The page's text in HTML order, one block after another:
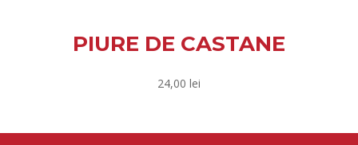
PIURE DE CASTANE
24,00 lei